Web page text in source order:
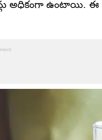
అధికంగా ఉంటాయి. ఈ